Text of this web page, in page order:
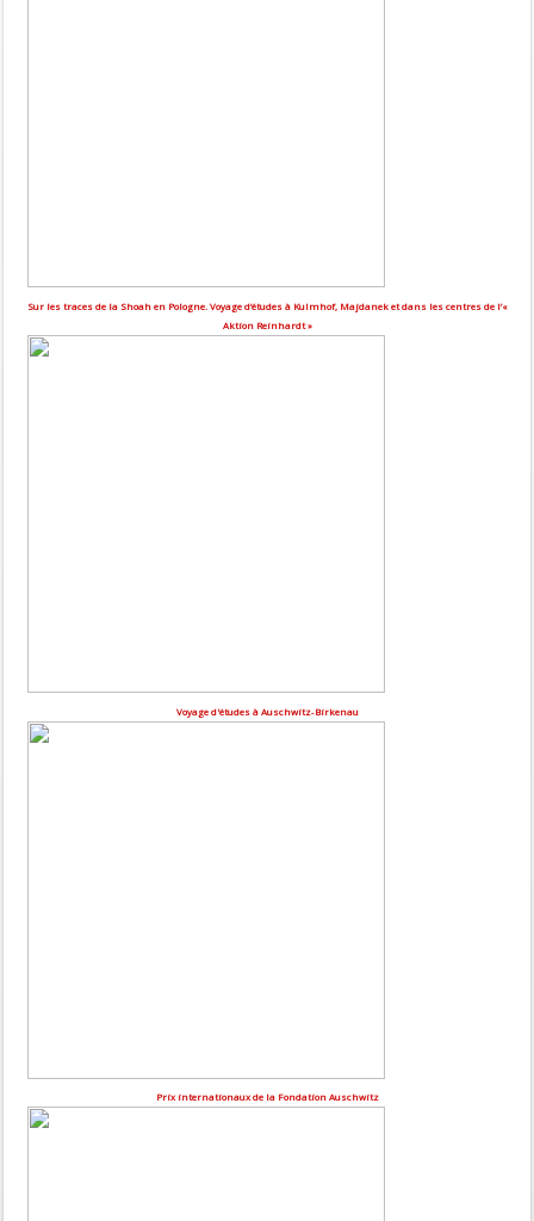
Sur les traces de la Shoah en Pologne. Voyage d’études à Kulmhof, Majdanek et dans les centres de l’«
Aktion Reinhardt »
Voyage d'études à Auschwitz-Birkenau
Prix internationaux de la Fondation Auschwitz